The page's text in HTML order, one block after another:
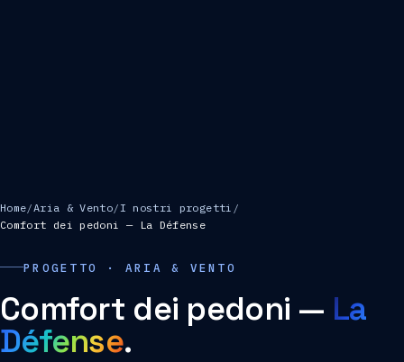
Home/Aria & Vento/I nostri progetti /
Comfort dei pedoni — La Défense
PROGETTO · ARIA & VENTO
Comfort dei pedoni — La
Défense.